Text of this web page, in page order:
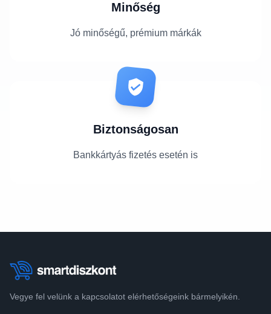
Minőség
Jó minőségű, prémium márkák
Biztonságosan
Bankkártyás fizetés esetén is
Vegye fel velünk a kapcsolatot elérhetőségeink bármelyikén.